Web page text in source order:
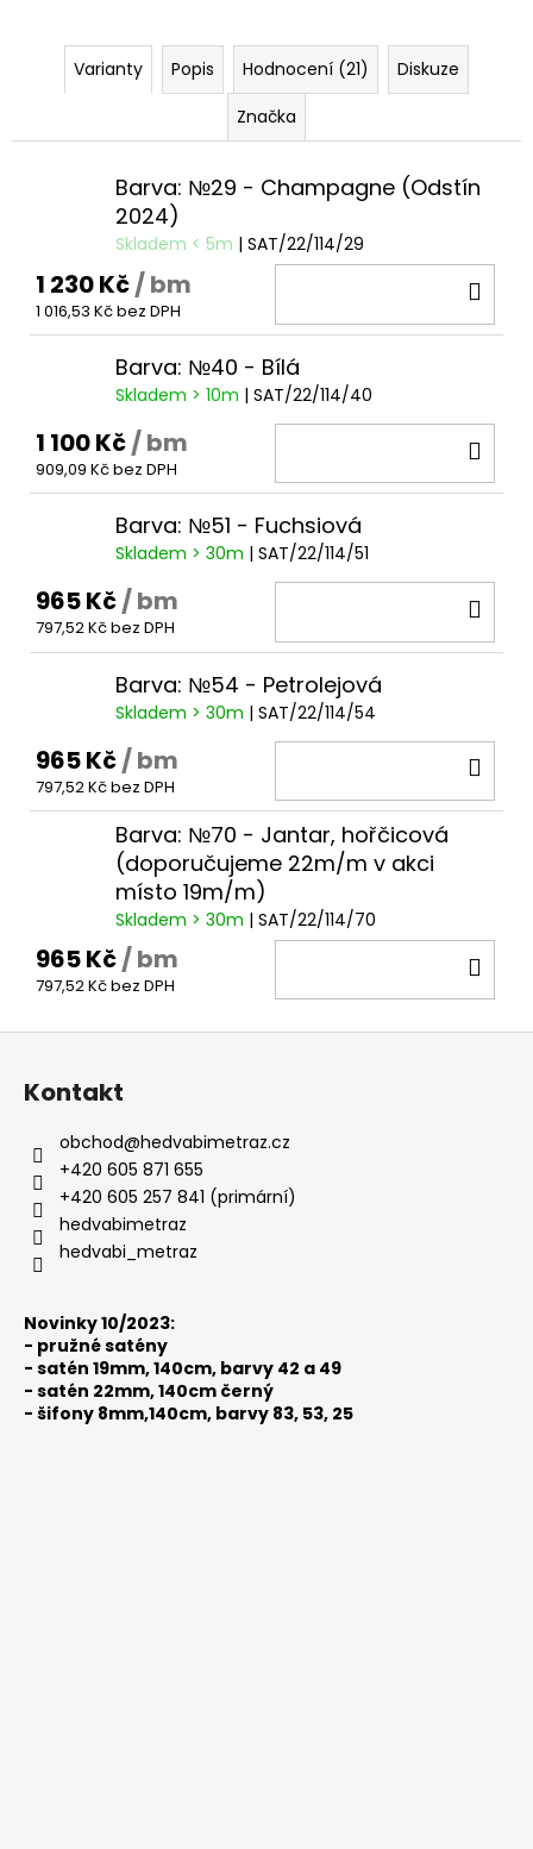
Varianty Popis Hodnocení (21)
Diskuze
Značka
Barva: №29 - Champagne (Odstín
2024)
Skladem < 5m | SAT/22/114/29
1 230 Kč/ bm
1 016,53 Kč bez DPH
Barva: №40 - Bílá
Skladem > 10m | SAT/22/114/40
1 100 Kč/ bm
909,09 Kč bez DPH
Barva: №51 - Fuchsiová
Skladem > 30m | SAT/22/114/51
965 Kč/ bm
797,52 Kč bez DPH
Barva: №54 - Petrolejová
Skladem > 30m | SAT/22/114/54
965 Kč/ bm
797,52 Kč bez DPH
Barva: №70 - Jantar, hořčicová
(doporučujeme 22m/m v akci
místo 19m/m)
Skladem > 30m | SAT/22/114/70
965 Kč/ bm
797,52 Kč bez DPH
Kontakt
obchod@hedvabimetraz.cz
+420 605 871 655
+420 605 257 841 (primární)
hedvabimetraz
hedvabi_metraz
Novinky 10/2023:
- pružné satény
- satén 19mm, 140cm, barvy 42 a 49
- satén 22mm, 140cm černý
- šifony 8mm,140cm, barvy 83, 53, 25